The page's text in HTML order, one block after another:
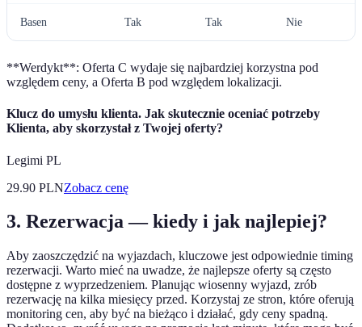
Basen Tak Tak Nie
**Werdykt**: Oferta C wydaje się najbardziej korzystna pod
względem ceny, a Oferta B pod względem lokalizacji.
Klucz do umysłu klienta. Jak skutecznie oceniać potrzeby
Klienta, aby skorzystał z Twojej oferty?
Legimi PL
29.90 PLNZobacz cenę
3. Rezerwacja — kiedy i jak najlepiej?
Aby zaoszczędzić na wyjazdach, kluczowe jest odpowiednie timing
rezerwacji. Warto mieć na uwadze, że najlepsze oferty są często
dostępne z wyprzedzeniem. Planując wiosenny wyjazd, zrób
rezerwację na kilka miesięcy przed. Korzystaj ze stron, które oferują
monitoring cen, aby być na bieżąco i działać, gdy ceny spadną.